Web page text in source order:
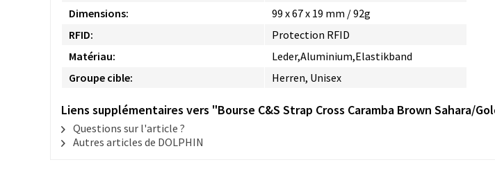
Dimensions:
99 x 67 x 19 mm / 92g
RFID:
Protection RFID
Matériau:
Leder,Aluminium,Elastikband
Groupe cible:
Herren, Unisex
Liens supplémentaires vers "Bourse C&S Strap Cross Caramba Brown Sahara/
Questions sur l'article ?
Autres articles de DOLPHIN